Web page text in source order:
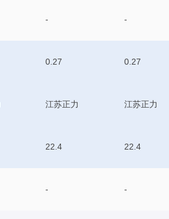
- -
0.27 0.27
江苏正力 江苏正力
22.4 22.4
- -